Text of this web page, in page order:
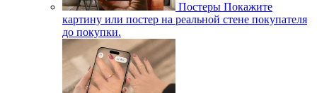
Постеры Покажите
картину или постер на реальной стене покупателя
до покупки.